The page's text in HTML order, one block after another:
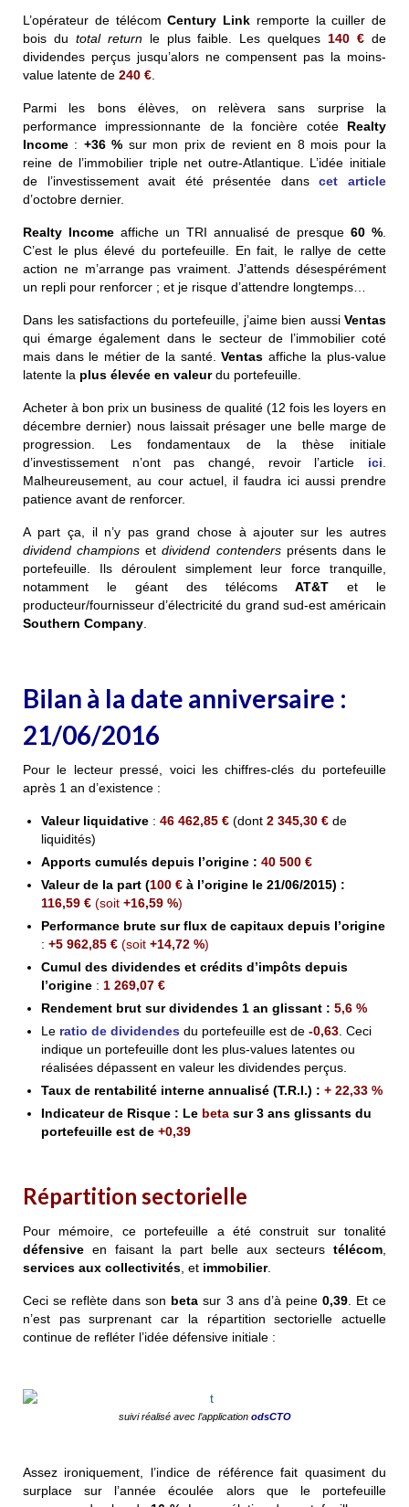
L’opérateur de télécomCentury Link remporte la cuiller de
bois du total returnle plus faible. Les quelques 140 € de
dividendes perçus jusqu’alors ne compensent pas la moins-
value latente de 240 €
Parmi les bons élèves, on relèvera sans surprise la
performance impressionnante de la foncière cotée Realty
Income : +36 % sur mon prix de revient en 8 mois pour la
reine de l’immobilier triple net outre-Atlantique. L’idée initiale
de l’investissement avait été présentée danscet article
d’octobre dernier.
Realty Income affiche un TRI annualisé de presque 60 %
C’est le plus élevé du portefeuille. En fait, le rallye de cette
action ne m’arrange pas vraiment. J’attends désespérément
un repli pour renforcer ; et je risque d’attendre longtemps…
Dans les satisfactions du portefeuille, j’aime bien aussi Ventas
qui émarge également dans le secteur de l’immobilier coté
mais dans le métier de la santé.Ventas affiche la plus-value
latente la plus élevée en valeurdu portefeuille.
Acheter à bon prix un business de qualité (12 fois les loyers en
décembre dernier) nous laissait présager une belle marge de
progression. Les fondamentaux de la thèse initiale
d’investissement n’ont pas changé, revoir l’article ici
Malheureusement, au cour actuel, il faudra ici aussi prendre
patience avant de renforcer.
A part ça, il n’y pas grand chose à ajouter sur les autres
dividend champions etdividend contendersprésents dans le
portefeuille. Ils déroulent simplement leur force tranquille,
notamment le géant des télécoms AT&T et le
producteur/fournisseur d’électricité du grand sud-est américain
Southern Company
Bilan à la date anniversaire :
21/06/2016
Pour le lecteur pressé, voici les chiffres-clés du portefeuille
après 1 an d’existence :
Valeur liquidative : 46 462,85 € (dont 2 345,30 € de
liquidités)
Apports cumulés depuis l’origine : 40 500 €
Valeur de la part (100 € à l’origine le 21/06/2015) :
116,59 € (soit +16,59 %)
Performance brute sur flux de capitaux depuis l’origine
: +5 962,85 € (soit +14,72 %)
Cumul des dividendes et crédits d’impôts depuis
l’origine : 1 269,07 €
Rendement brut sur dividendes 1 an glissant : 5,6 %
L e ratio de dividendes du portefeuille est de -0,63 . Ceci
indique un portefeuille dont les plus-values latentes ou
réalisées dépassent en valeur les dividendes perçus.
Taux de rentabilité interne annualisé (T.R.I.) : + 22,33 %
Indicateur de Risque : Le beta sur 3 ans glissants du
portefeuille est de +0,39
Répartition sectorielle
Pour mémoire, ce portefeuille a été construit sur tonalité
défensive en faisant la part belle aux secteurs télécom
services aux collectivités , et immobilier.
Ceci se reflète dans son beta sur 3 ans d’à peine 0,39. Et ce
n’est pas surprenant car la répartition sectorielle actuelle
continue de refléter l’idée défensive initiale :
suivi réalisé avec l’application odsCTO
Assez ironiquement, l’indice de référence fait quasiment du
surplace sur l’année écoulée alors que le portefeuille